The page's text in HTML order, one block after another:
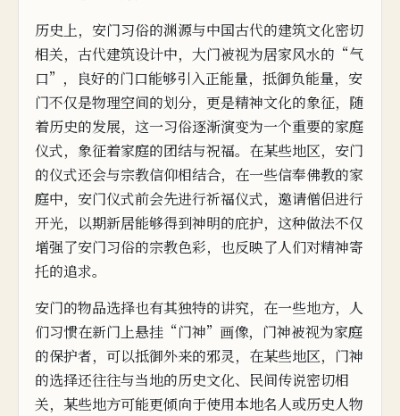
历史上，安门习俗的渊源与中国古代的建筑文化密切
相关，古代建筑设计中， 大门被视为居家风水的“气
口”，良好的门口能够引入正能量，抵御负能量，安
门不仅是物理空间的划分，更是精神文化的象征，随
着历史的发展，这一习俗逐渐演变为一个重要的家庭
仪式，象征着家庭的团结与祝福。在某些地区，安门
的仪式还会与宗教信仰相结合，在一些信奉佛教的家
庭中，安门仪式前会先进行祈福仪式，邀请僧侣进行
开光，以期新居能够得到神明的庇护，这种做法不仅
增强了安门习俗的宗教色彩，也反映了人们对精神寄
托的追求。
安门的物品选择也有其独特的讲究，在一些地方，人
们习惯在新门上悬挂“门神”画像，门神被视为家庭
的保护者，可以抵御外来的邪灵，在某些地区，门神
的选择还往往与当地的历史文化、民间传说密切相
关，某些地方可能更倾向于使用本地名人或历史人物